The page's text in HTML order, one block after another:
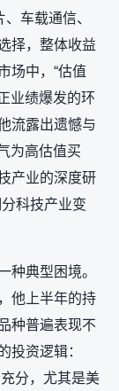
车载通信、
择，整体收益
场中，“估值
业绩爆发的环
流露出遗憾与
为高估值买
产业的深度研
科技产业变
种典型困境。
他上半年的持
种普遍表现不
投资逻辑：
分，尤其是美